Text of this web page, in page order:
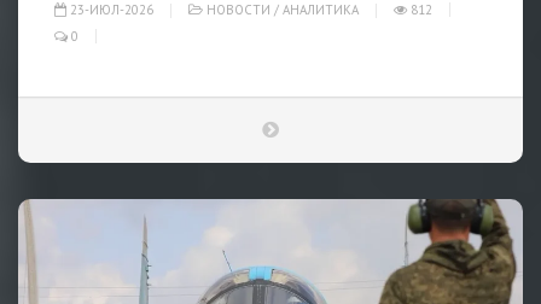
23-ИЮЛ-2026 НОВОСТИ / АНАЛИТИКА
812
0